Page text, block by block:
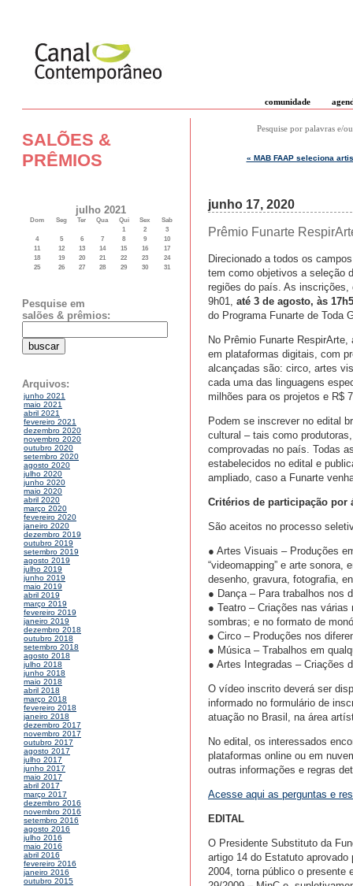
comunidade
SALÕES &
PRÊMIOS
julho 2021
Dom Seg Ter Qua Qui Sex
Sab
1
2
3
4
5 6 7 8 9
10
11
12 13 14 15 16
17
18
19 20 21 22 23
24
25
26 27 28 29 30 31
Pesquise em
salões & prêmios:
Arquivos:
junho 2021
maio 2021
abril 2021
fevereiro 2021
dezembro 2020
novembro 2020
outubro 2020
setembro 2020
agosto 2020
julho 2020
junho 2020
maio 2020
abril 2020
março 2020
fevereiro 2020
janeiro 2020
dezembro 2019
outubro 2019
setembro 2019
agosto 2019
julho 2019
junho 2019
maio 2019
abril 2019
março 2019
fevereiro 2019
janeiro 2019
dezembro 2018
outubro 2018
setembro 2018
agosto 2018
julho 2018
junho 2018
maio 2018
abril 2018
março 2018
fevereiro 2018
janeiro 2018
dezembro 2017
novembro 2017
outubro 2017
agosto 2017
julho 2017
junho 2017
maio 2017
abril 2017
março 2017
dezembro 2016
novembro 2016
setembro 2016
agosto 2016
julho 2016
maio 2016
abril 2016
fevereiro 2016
janeiro 2016
outubro 2015
Pesquise por palavras e/
« MAB FAAP seleciona
junho 17, 2020
Prêmio Funarte
Direcionado a todos os
tem como objetivos a seleção
regiões do país. As
9h01, até 3 de agosto, às
do Programa Funarte de Toda
No Prêmio Funarte
em plataformas digitais, com
alcançadas são: circo, artes
cada uma das linguagens
milhões para os projetos e R$
Podem se inscrever no edital
cultural – tais como
comprovadas no país. Todas
estabelecidos no edital e
ampliado, caso a Funarte
Critérios de participação por
São aceitos no processo
● Artes Visuais – Produções
“videomapping” e arte
desenho, gravura, fotografia,
● Dança – Para trabalhos nos
● Teatro – Criações nas
sombras; e no formato de
● Circo – Produções nos
● Música – Trabalhos em
● Artes Integradas – Criações
O vídeo inscrito deverá ser
informado no formulário de
atuação no Brasil, na área
No edital, os interessados
plataformas online ou em
outras informações e regras
Acesse aqui as perguntas e
EDITAL
O Presidente Substituto da
artigo 14 do Estatuto aprovado
2004, torna público o presente